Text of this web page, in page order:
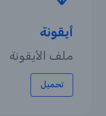
أيقونة
ملف الأيقونة
تحميل